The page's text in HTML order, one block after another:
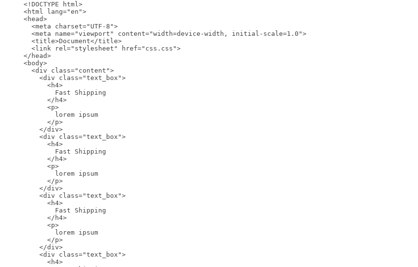
<!DOCTYPE html>
<html lang="en">
<head>
<meta charset="UTF-8">
<meta name="viewport" content="width=device-width, initial-scale=1.0">
<title>Document</title>
<link rel="stylesheet" href="css.css">
</head>
<body>
<div class="content">
<div class="text_box">
<h4>
Fast Shipping
</h4>
<p>
lorem ipsum
</p>
</div>
<div class="text_box">
<h4>
Fast Shipping
</h4>
<p>
lorem ipsum
</p>
</div>
<div class="text_box">
<h4>
Fast Shipping
</h4>
<p>
lorem ipsum
</p>
</div>
<div class="text_box">
<h4>